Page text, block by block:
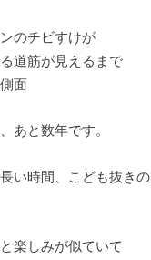
のチビすけが
道筋が見えるまで
面
あと数年です。
い時間、こども抜きの
楽しみが似ていて